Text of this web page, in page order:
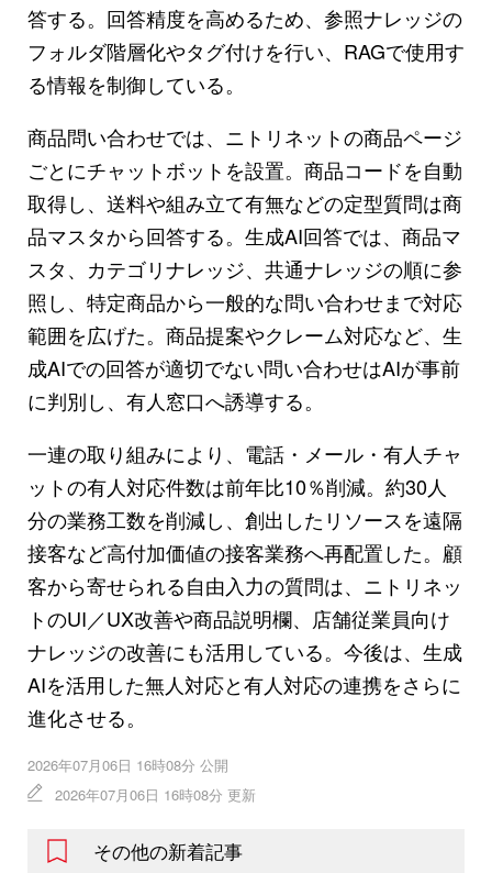
答する。回答精度を高めるため、参照ナレッジの
フォルダ階層化やタグ付けを行い、RAGで使用す
る情報を制御している。
商品問い合わせでは、ニトリネットの商品ページ
ごとにチャットボットを設置。商品コードを自動
取得し、送料や組み立て有無などの定型質問は商
品マスタから回答する。生成AI回答では、商品マ
スタ、カテゴリナレッジ、共通ナレッジの順に参
照し、特定商品から一般的な問い合わせまで対応
範囲を広げた。商品提案やクレーム対応など、生
成AIでの回答が適切でない問い合わせはAIが事前
に判別し、有人窓口へ誘導する。
一連の取り組みにより、電話・メール・有人チャ
ットの有人対応件数は前年比10％削減。約30人
分の業務工数を削減し、創出したリソースを遠隔
接客など高付加価値の接客業務へ再配置した。顧
客から寄せられる自由入力の質問は、ニトリネッ
トのUI／UX改善や商品説明欄、店舗従業員向け
ナレッジの改善にも活用している。今後は、生成
AIを活用した無人対応と有人対応の連携をさらに
進化させる。
2026年07月06日 16時08分 公開
2026年07月06日 16時08分 更新
その他の新着記事